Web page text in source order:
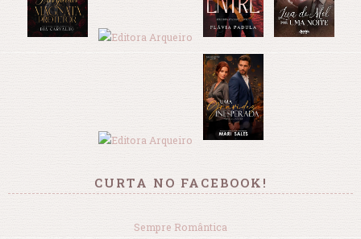
CURTA NO FACEBOOK!
Sempre Romântica